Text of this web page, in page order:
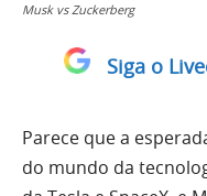
Musk vs Zuckerberg
Siga o
Parece que a
do mundo da